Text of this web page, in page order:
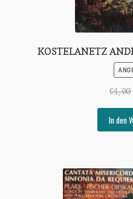
KOSTELANETZ
€4,00
In den